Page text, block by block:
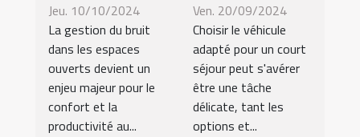
Jeu. 10/10/2024
La gestion du bruit
dans les espaces
ouverts devient un
enjeu majeur pour le
confort et la
productivité au...
Ven. 20/09/2024
Choisir le véhicule
adapté pour un court
séjour peut s'avérer
être une tâche
délicate, tant les
options et...